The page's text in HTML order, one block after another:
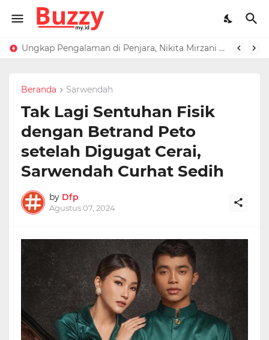
Ungkap Pengalaman di Penjara, Nikita Mirzani Ternyata Ditakuti Ketua GengBeredar Foto Wulan Guritno Sandaran di Bahu Baim Wong, Netizen: Teman tapi Mesra
Beranda Sarwendah
Tak Lagi Sentuhan Fisik
dengan Betrand Peto
setelah Digugat Cerai,
Sarwendah Curhat Sedih
by Dfp
Agustus 07, 2024